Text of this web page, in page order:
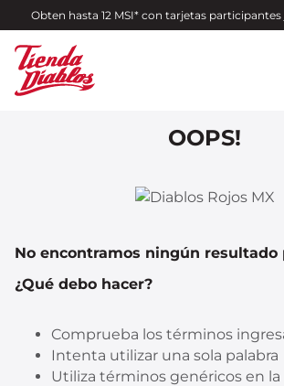
Obten hasta 12 MSI* con tarjetas participantes
OOPS!
No encontramos ningún resultado
¿Qué debo hacer?
Comprueba los términos
Intenta utilizar una sola palabra
Utiliza términos genéricos en